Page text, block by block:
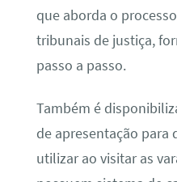
que aborda o
tribunais de justiça,
passo a passo.
Também é
de apresentação para
utilizar ao visitar as